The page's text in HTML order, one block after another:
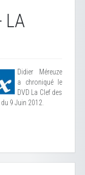
LA
Didier Méreuze
a chroniqué le
DVD La Clef des
9 Juin 2012.